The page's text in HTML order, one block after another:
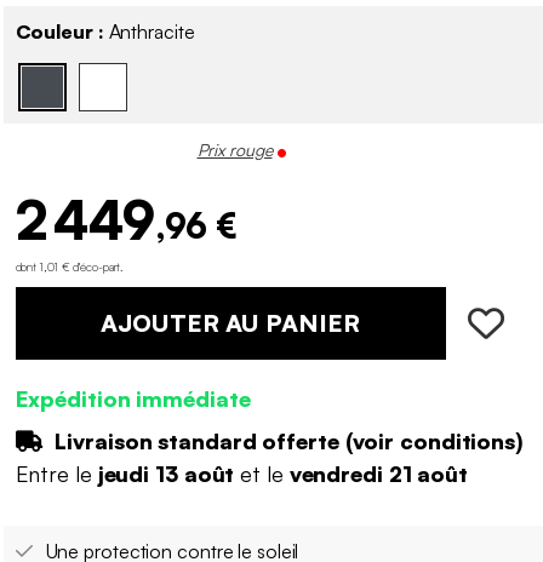
Couleur : Anthracite
Prix rouge
2 449,96 €
dont 1,01 € d'éco-part
AJOUTER AU PANIER
Expédition immédiate
Livraison standard offerte (voir conditions)
Entre le jeudi 13 août et le vendredi 21 août
Une protection contre le soleil